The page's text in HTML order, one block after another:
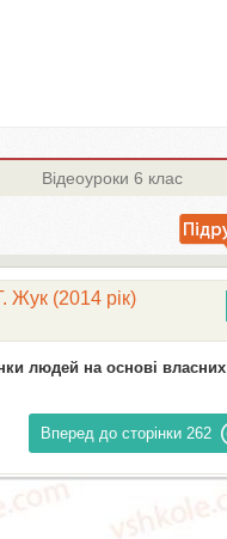
Відеоуроки 6 клас
Жук (2014 рік)
людей на основі власних
Вперед до сторінки 262